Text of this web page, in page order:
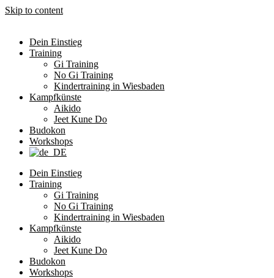
Skip to content
Dein Einstieg
Training
Gi Training
No Gi Training
Kindertraining in Wiesbaden
Kampfkünste
Aikido
Jeet Kune Do
Budokon
Workshops
Dein Einstieg
Training
Gi Training
No Gi Training
Kindertraining in Wiesbaden
Kampfkünste
Aikido
Jeet Kune Do
Budokon
Workshops